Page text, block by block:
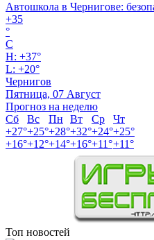
Автошкола в Чернигове:
+35
°
C
H: +37°
L: +20°
Чернигов
Пятница, 07 Август
Прогноз на неделю
Сб
Вс Пн Вт Ср
Чт
+27°+25°+28°+32°+24°+25°
+16°+12°+14°+16°+11°+11°
Топ новостей